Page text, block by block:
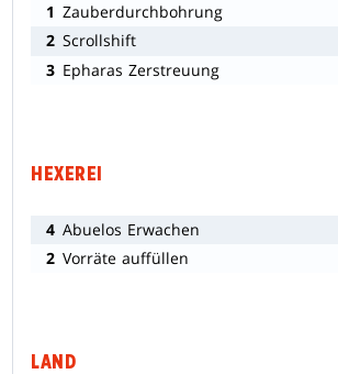
1 Zauberdurchbohrung
2 Scrollshift
3 Epharas Zerstreuung
HEXEREI
4 Abuelos Erwachen
2 Vorräte auffüllen
LAND